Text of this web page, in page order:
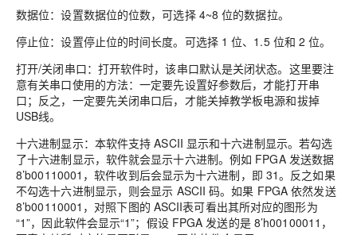
数据位：设置数据位的位数，可选择 4~8 位的数据拉。
停止位：设置停止位的时间长度。可选择 1 位、1.5 位和 2 位。
打开/关闭串口：打开软件时，该串口默认是关闭状态。这里要注
意有关串口使用的方法：一定要先设置好参数后，才能打开串
口；反之，一定要先关闭串口后，才能关掉教学板电源和拔掉
USB线。
十六进制显示：本软件支持 ASCII 显示和十六进制显示。若勾选
了十六进制显示，软件就会显示十六进制。例如 FPGA 发送数据
8’b00110001，软件收到后会显示为十六进制，即 31。反之如果
不勾选十六进制显示，则会显示 ASCII 码。如果 FPGA 依然发送
8’b00110001，对照下图的 ASCII表可看出其所对应的图形为
“1”，因此软件会显示“1”；假设 FPGA 发送的是 8’h00100011，